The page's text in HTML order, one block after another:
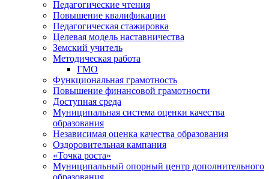
Педагогические чтения
Повышение квалификации
Педагогическая стажировка
Целевая модель наставничества
Земский учитель
Методическая работа
ГМО
Функциональная грамотность
Повышение финансовой грамотности
Доступная среда
Муниципальная система оценки качества
образования
Независимая оценка качества образования
Оздоровительная кампания
«Точка роста»
Муниципальный опорный центр дополнительного